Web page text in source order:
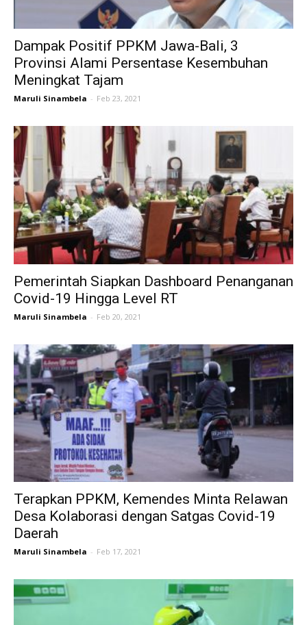
Dampak Positif PPKM Jawa-Bali, 3
Provinsi Alami Persentase Kesembuhan
Meningkat Tajam
Maruli Sinambela - Feb 23, 2021
Pemerintah Siapkan Dashboard Penanganan
Covid-19 Hingga Level RT
Maruli Sinambela - Feb 20, 2021
Terapkan PPKM, Kemendes Minta Relawan
Desa Kolaborasi dengan Satgas Covid-19
Daerah
Maruli Sinambela - Feb 17, 2021